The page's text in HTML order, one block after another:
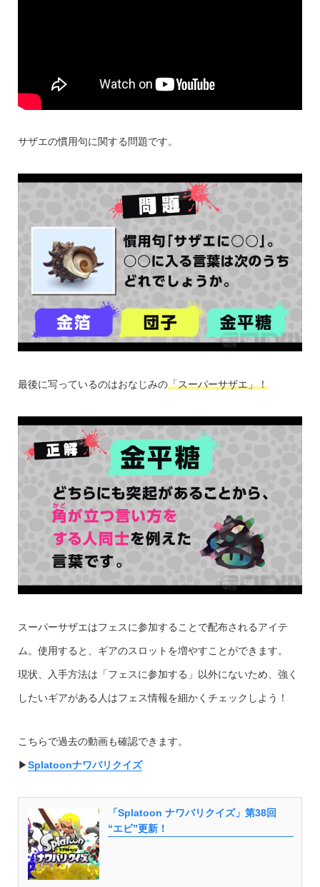
サザエの慣用句に関する問題です。
最後に写っているのはおなじみの「スーパーサザエ」！
スーパーサザエはフェスに参加することで配布されるアイテ
ム。使用すると、ギアのスロットを増やすことができます。
現状、入手方法は「フェスに参加する」以外にないため、強く
したいギアがある人はフェス情報を細かくチェックしよう！
こちらで過去の動画も確認できます。
▶︎Splatoonナワバリクイズ
「Splatoon ナワバリクイズ」第38回
“エビ”更新！